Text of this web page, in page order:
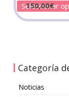
Categoría
Noticias
150,00€
Seleccionar